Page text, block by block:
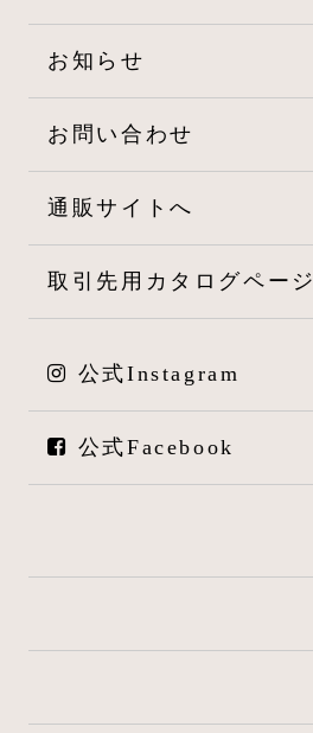
お知らせ
お問い合わせ
通販サイトへ
取引先用カタログページ
公式Instagram
公式Facebook